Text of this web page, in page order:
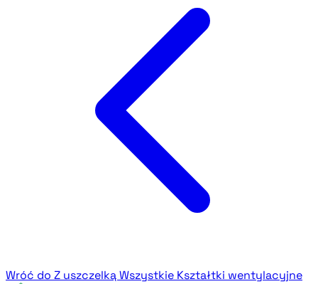
Wróć do Z uszczelkąWszystkie Kształtki wentylacyjne